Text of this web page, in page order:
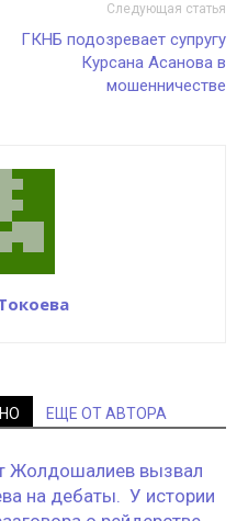
Следующая статья
ГКНБ подозревает супругу
Курсана Асанова в
мошенничестве
ЕЩЕ ОТ АВТОРА
Жолдошалиев вызвал
на дебаты. У истории